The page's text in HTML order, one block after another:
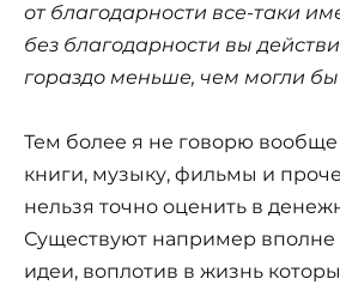
от благодарности все-таки
без благодарности вы
гораздо меньше, чем могли бы
Тем более я не говорю вообще
книги, музыку, фильмы и
нельзя точно оценить в
Существуют например
идеи, воплотив в жизнь